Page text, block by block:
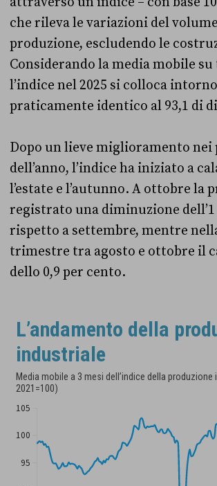
che rileva le variazioni del
produzione, escludendo le
Considerando la media mobile
l’indice nel 2025 si colloca intorno
praticamente identico al 93,1 di
Dopo un lieve miglioramento
dell’anno, l’indice ha iniziato a
l’estate e l’autunno. A ottobre la
registrato una diminuzione
rispetto a settembre, mentre
trimestre tra agosto e ottobre il
dello 0,9 per cento.